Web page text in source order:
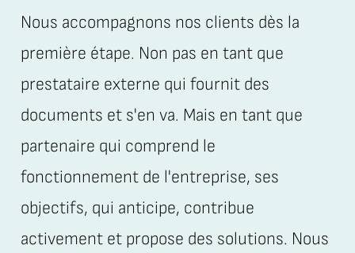
Nous accompagnons nos clients dès la
première étape. Non pas en tant que
prestataire externe qui fournit des
documents et s'en va. Mais en tant que
partenaire qui comprend le
fonctionnement de l'entreprise, ses
objectifs, qui anticipe, contribue
activement et propose des solutions. Nous